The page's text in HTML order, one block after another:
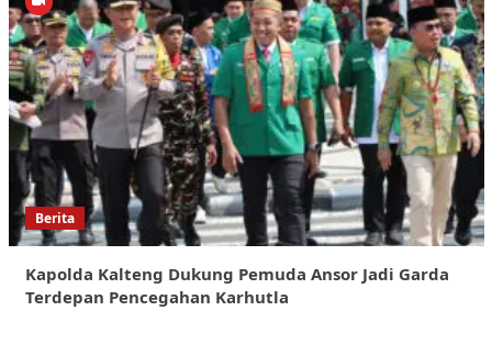
Berita
Kapolda Kalteng Dukung Pemuda Ansor Jadi Garda
Terdepan Pencegahan Karhutla